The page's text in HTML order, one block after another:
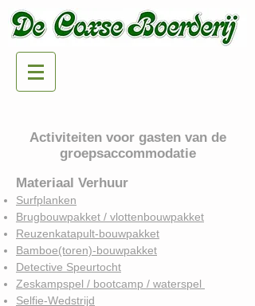
Activiteiten voor gasten van de
groepsaccommodatie
Materiaal Verhuur
Surfplanken
Brugbouwpakket / vlottenbouwpakket
Reuzenkatapult-bouwpakket
Bamboe(toren)-bouwpakket
Detective Speurtocht
Zeskampspel / bootcamp / waterspel
Selfie-Wedstrijd